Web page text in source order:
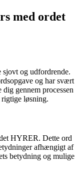
med ordet
og udfordrende.
og har svært
gennem processen
løsning.
HYRER. Dette ord
afhængigt af
betydning og mulige